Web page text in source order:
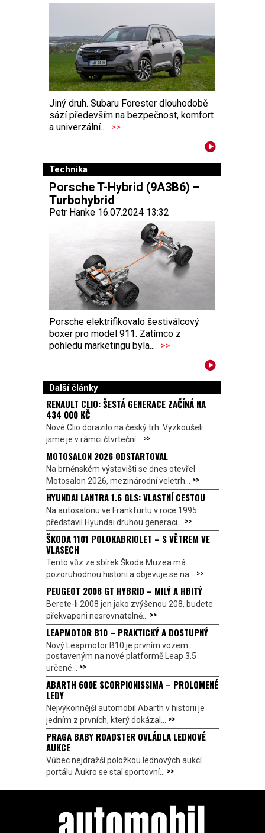
Jiný druh. Subaru Forester dlouhodobě
sází především na bezpečnost, komfort
a univerzální... >>
Technika
Porsche T-Hybrid (9A3B6) –
Turbohybrid
Petr Hanke 16.07.2024 13:32
Porsche elektrifikovalo šestiválcový
boxer pro model 911. Zatímco z
pohledu marketingu byla... >>
Další články
RENAULT CLIO: ŠESTÁ GENERACE ZAČÍNÁ NA
434 000 KČ
Nové Clio dorazilo na český trh. Vyzkoušeli
jsme je v rámci čtvrteční... >>
MOTOSALON 2026 ODSTARTOVAL
Na brněnském výstavišti se dnes otevřel
Motosalon 2026, mezinárodní veletrh... >>
HYUNDAI LANTRA 1.6 GLS: VLASTNÍ CESTOU
Na autosalonu ve Frankfurtu v roce 1995
představil Hyundai druhou generaci... >>
ŠKODA 1101 POLOKABRIOLET – S VĚTREM VE
VLASECH
Tento vůz ze sbírek Škoda Muzea má
pozoruhodnou historii a objevuje se na... >>
PEUGEOT 2008 GT HYBRID – MILÝ A HBITÝ
Berete-li 2008 jen jako zvýšenou 208, budete
překvapeni nesrovnatelně... >>
LEAPMOTOR B10 – PRAKTICKÝ A DOSTUPNÝ
Nový Leapmotor B10 je prvním vozem
postaveným na nové platformě Leap 3.5
určené... >>
ABARTH 600E SCORPIONISSIMA – PROLOMENÉ
LEDY
Nejvýkonnější automobil Abarth v historii je
jedním z prvních, který dokázal... >>
PRAGA BABY ROADSTER OVLÁDLA LEDNOVÉ
AUKCE
Vůbec nejdražší položkou lednových aukcí
portálu Aukro se stal sportovní... >>